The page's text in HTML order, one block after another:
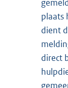
plaats
dient
direct